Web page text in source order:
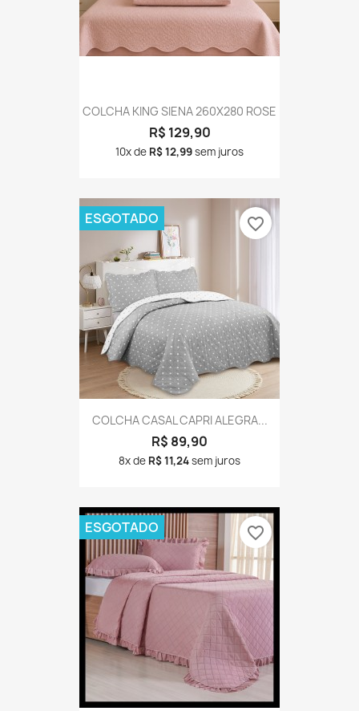
COLCHA KING SIENA 260X280 ROSE
R$ 129,90
10x de R$ 12,99sem juros
COLCHA CASAL CAPRI ALEGRA...
R$ 89,90
8x de R$ 11,24sem juros
ESGOTADO favorite_border
ESGOTADO favorite_border